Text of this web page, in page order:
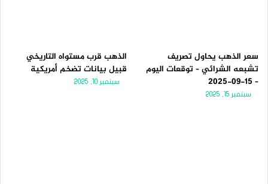
سعر الذهب يحاول تصريف
تشبعه الشرائي – توقعات اليوم
– 15-09-2025
سبتمبر 15, 2025
الذهب قرب مستواه التاريخي
قبيل بيانات تضخم أمريكية
سبتمبر 10, 2025